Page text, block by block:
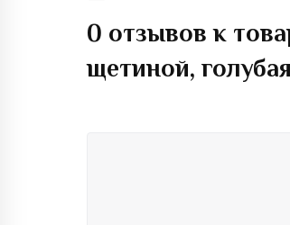
0 отзывов к
щетиной,